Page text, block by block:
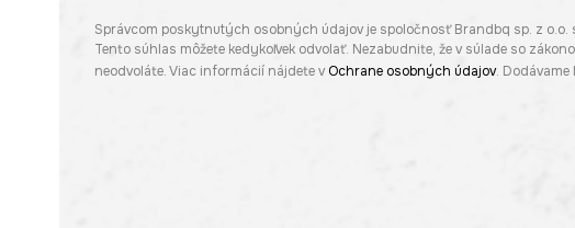
Správcom poskytnutých osobných údajov je spoločnosť Brandbq sp. z o.o.
Tento súhlas môžete kedykoľvek odvolať. Nezabudnite, že v súlade so
neodvoláte. Viac informácií nájdete v Ochrane osobných údajov. Dodávame